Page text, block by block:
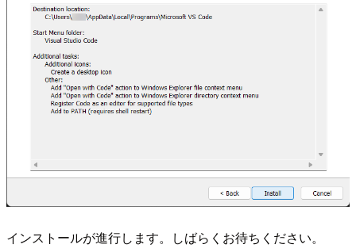
インストールが進行します。しばらくお待ちください。